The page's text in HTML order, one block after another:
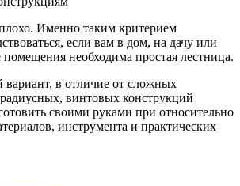
Именно таким критерием
если вам в дом, на дачу или
необходима простая лестница.
вариант, в отличие от сложных
винтовых конструкций
своими руками при относительно
инструмента и практических